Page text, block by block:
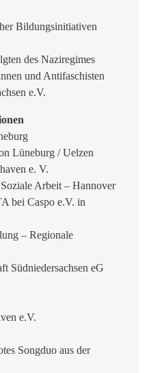
Bildungsinitiativen
des Naziregimes
und Antifaschisten
e.V.
Lüneburg / Uelzen
e. V.
Arbeit – Hannover
bei Caspo e.V. in
– Regionale
Südniedersachsen eG
e.V.
Songduo aus der